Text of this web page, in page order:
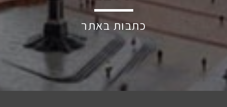
כתבות באתר